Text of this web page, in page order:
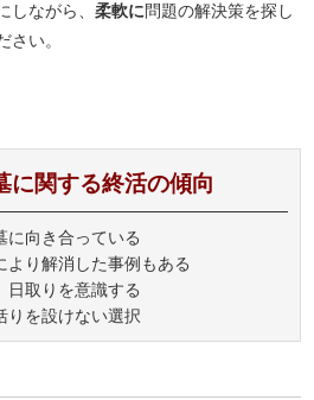
しながら、柔軟に問題の解決策を探し
さい。
に関する終活の傾向
に向き合っている
より解消した事例もある
日取りを意識する
りを設けない選択